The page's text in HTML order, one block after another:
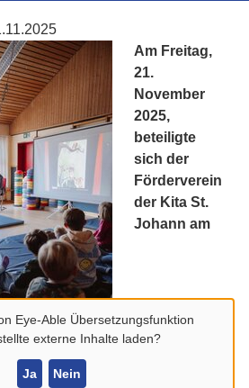
Eye-Able Übersetzungsfunktion
externe Inhalte laden?
Ja Nein
Am Freitag,
21.
November
2025,
beteiligte
sich der
Förderverein
der Kita St.
Johann am